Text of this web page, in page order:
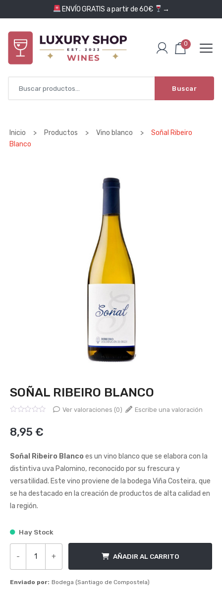
Saltar al contenidoENVÍO GRATIS a partir de 60€ →
Buscar
0
Inicio > Productos > Vino blanco >
Soñal Ribeiro
Blanco
SOÑAL RIBEIRO BLANCO
0
de
Ver valoraciones (0) Escribe una valoración
8,95 €
Soñal Ribeiro Blancoes un vino blanco que se elabora con la
distintiva uva Palomino, reconocido por su frescura y
versatilidad. Este vino proviene de la bodega Viña Costeira, que
se ha destacado en la creación de productos de alta calidad en
la región.
Hay Stock
-
Soñal Ribeiro Blanco cantidad
+ AÑADIR AL CARRITO
Enviado por: Bodega (Santiago de Compostela)